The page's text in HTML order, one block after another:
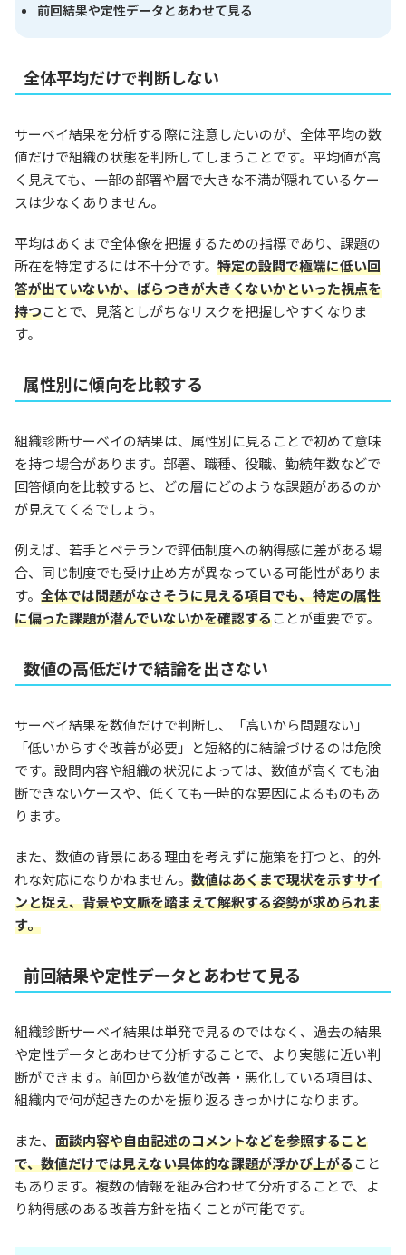
前回結果や定性データとあわせて見る
全体平均だけで判断しない
サーベイ結果を分析する際に注意したいのが、全体平均の数
値だけで組織の状態を判断してしまうことです。平均値が高
く見えても、一部の部署や層で大きな不満が隠れているケー
スは少なくありません。
平均はあくまで全体像を把握するための指標であり、課題の
所在を特定するには不十分です。 特定の設問で極端に低い回
答が出ていないか、ばらつきが大きくないかといった視点を
持つことで、見落としがちなリスクを把握しやすくなりま
す。
属性別に傾向を比較する
組織診断サーベイの結果は、属性別に見ることで初めて意味
を持つ場合があります。部署、職種、役職、勤続年数などで
回答傾向を比較すると、どの層にどのような課題があるのか
が見えてくるでしょう。
例えば、若手とベテランで評価制度への納得感に差がある場
合、同じ制度でも受け止め方が異なっている可能性がありま
す。 全体では問題がなさそうに見える項目でも、特定の属性
に偏った課題が潜んでいないかを確認することが重要です。
数値の高低だけで結論を出さない
サーベイ結果を数値だけで判断し、「高いから問題ない」
「低いからすぐ改善が必要」と短絡的に結論づけるのは危険
です。設問内容や組織の状況によっては、数値が高くても油
断できないケースや、低くても一時的な要因によるものもあ
ります。
また、数値の背景にある理由を考えずに施策を打つと、的外
れな対応になりかねません。 数値はあくまで現状を示すサイ
ンと捉え、背景や文脈を踏まえて解釈する姿勢が求められま
す。
前回結果や定性データとあわせて見る
組織診断サーベイ結果は単発で見るのではなく、過去の結果
や定性データとあわせて分析することで、より実態に近い判
断ができます。前回から数値が改善・悪化している項目は、
組織内で何が起きたのかを振り返るきっかけになります。
また、 面談内容や自由記述のコメントなどを参照すること
で、数値だけでは見えない具体的な課題が浮かび上がること
もあります。複数の情報を組み合わせて分析することで、よ
り納得感のある改善方針を描くことが可能です。